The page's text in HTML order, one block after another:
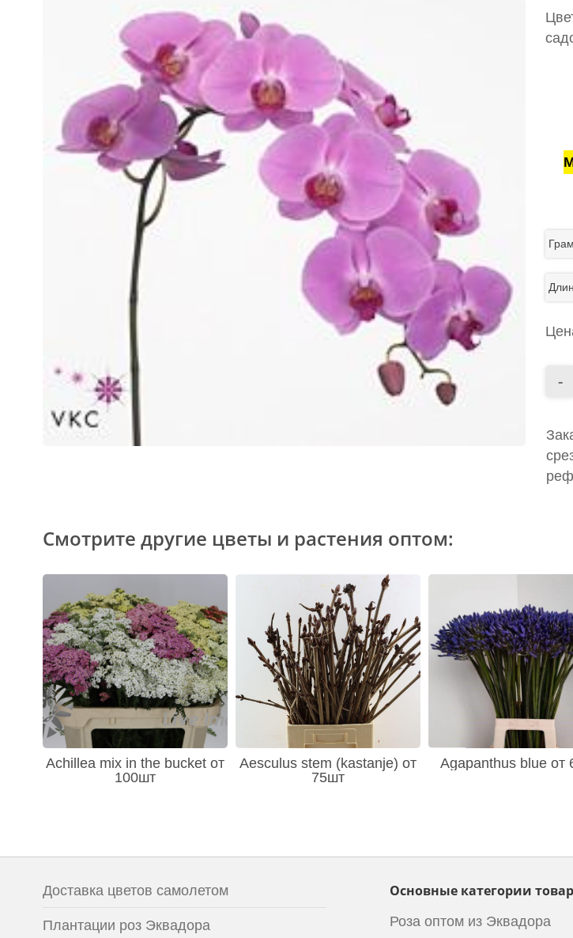
Смотрите другие цветы и растения оптом:
Achillea mix in the bucket от
100шт
Aesculus stem (kastanje) от
75шт
Agapanthus blue от
Доставка цветов самолетом
Плантации роз Эквадора
Основные категории
Роза оптом из Эквадора